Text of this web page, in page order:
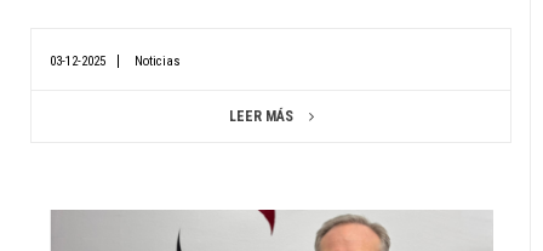
03-12-2025 Noticias
LEER MÁS